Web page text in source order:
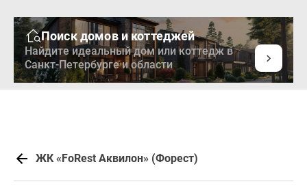
Поиск домов и коттеджей
Найдите идеальный дом или коттедж в
Санкт-Петербурге и области
ЖК «FoRest Аквилон» (Форест)